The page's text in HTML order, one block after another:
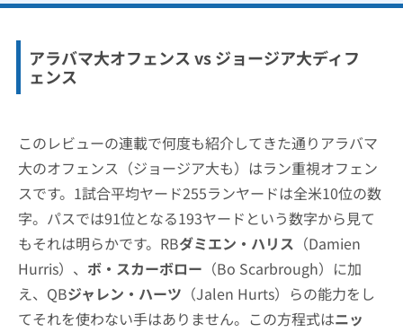
アラバマ大オフェンス vs ジョージア大ディフ
ェンス
このレビューの連載で何度も紹介してきた通りアラバマ
大のオフェンス（ジョージア大も）はラン重視オフェン
スです。1試合平均ヤード255ランヤードは全米10位の数
字。パスでは91位となる193ヤードという数字から見て
もそれは明らかです。RBダミエン・ハリス （Damien
Hurris）、 ボ・スカーボロー （Bo Scarbrough）に加
え、QBジャレン・ハーツ （Jalen Hurts）らの能力をし
てそれを使わない手はありません。この方程式はニッ